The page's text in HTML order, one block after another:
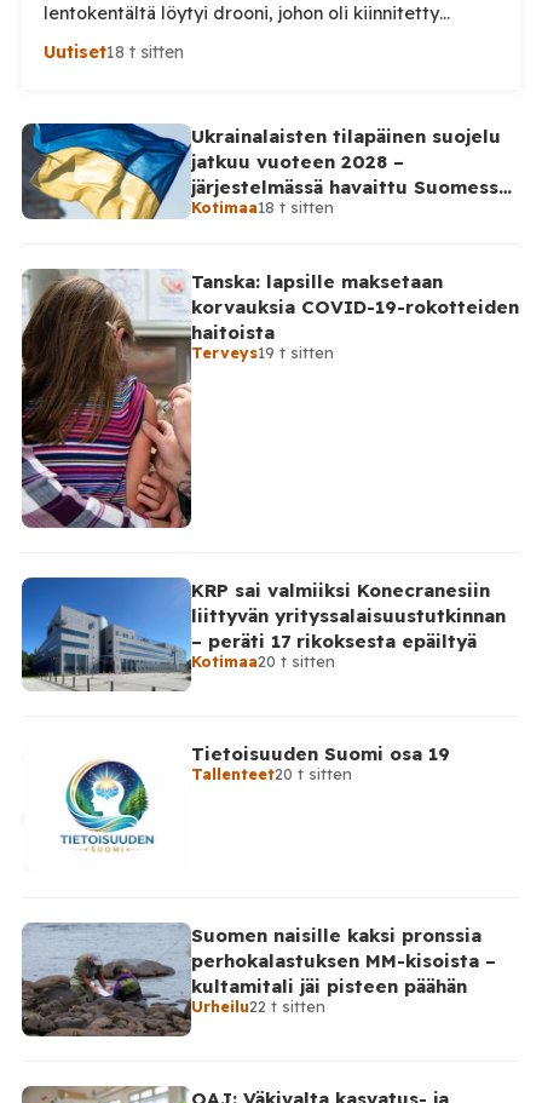
lentokentältä löytyi drooni, johon oli kiinnitetty
epäilty räjähdelaite. Saksan viranomaiset tutkivat
lentoaseman rahtialueelta läheltä ukrainalaista
Antonov-rahtikonetta ns. esikentältä. Löytyneessä
droonissa oli tuntematonta massaa sisältänyt pakkaus
sekä sytyttimeksi epäilty osa. Poliisi ei ole
vahvistanut kaikkia yksityiskohtia, mutta […]
Uutiset18 t sitten
Ukrainalaisten tilapäinen suojelu
jatkuu vuoteen 2028 –
järjestelmässä havaittu Suomessa
satoja väärinkäytösyrityksiä
Kotimaa18 t sitten
Tanska: lapsille maksetaan
korvauksia COVID-19-rokotteiden
haitoista
Terveys19 t sitten
KRP sai valmiiksi Konecranesiin
liittyvän yrityssalaisuustutkinnan
– peräti 17 rikoksesta epäiltyä
Kotimaa20 t sitten
Tietoisuuden Suomi osa 19
Tallenteet20 t sitten
Suomen naisille kaksi pronssia
perhokalastuksen MM-kisoista –
kultamitali jäi pisteen päähän
Urheilu22 t sitten